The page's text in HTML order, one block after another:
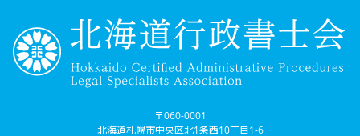
〒060-0001
北海道札幌市中央区北1条西10丁目1-6